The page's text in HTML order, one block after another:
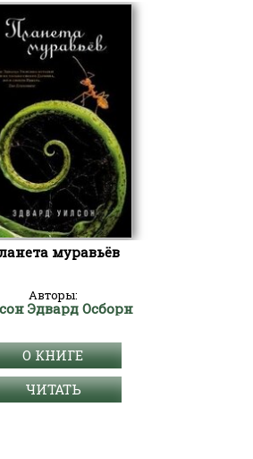
муравьёв
Авторы:
Эдвард Осборн
О КНИГЕ
ЧИТАТЬ